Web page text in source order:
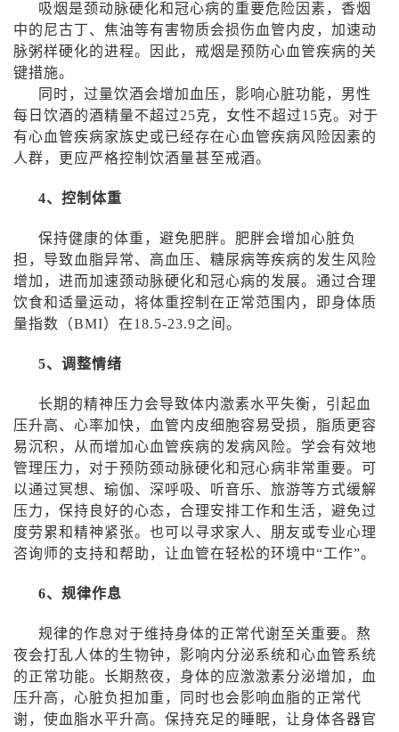
吸烟是颈动脉硬化和冠心病的重要危险因素，香烟
中的尼古丁、焦油等有害物质会损伤血管内皮，加速动
脉粥样硬化的进程。因此，戒烟是预防心血管疾病的关
键措施。
同时，过量饮酒会增加血压，影响心脏功能，男性
每日饮酒的酒精量不超过25克，女性不超过15克。对于
有心血管疾病家族史或已经存在心血管疾病风险因素的
人群，更应严格控制饮酒量甚至戒酒。
4、控制体重
保持健康的体重，避免肥胖。肥胖会增加心脏负
担，导致血脂异常、高血压、糖尿病等疾病的发生风险
增加，进而加速颈动脉硬化和冠心病的发展。通过合理
饮食和适量运动，将体重控制在正常范围内，即身体质
量指数（BMI）在18.5-23.9之间。
5、调整情绪
长期的精神压力会导致体内激素水平失衡，引起血
压升高、心率加快，血管内皮细胞容易受损，脂质更容
易沉积，从而增加心血管疾病的发病风险。学会有效地
管理压力，对于预防颈动脉硬化和冠心病非常重要。可
以通过冥想、瑜伽、深呼吸、听音乐、旅游等方式缓解
压力，保持良好的心态，合理安排工作和生活，避免过
度劳累和精神紧张。也可以寻求家人、朋友或专业心理
咨询师的支持和帮助，让血管在轻松的环境中“工作”。
6、规律作息
规律的作息对于维持身体的正常代谢至关重要。熬
夜会打乱人体的生物钟，影响内分泌系统和心血管系统
的正常功能。长期熬夜，身体的应激激素分泌增加，血
压升高，心脏负担加重，同时也会影响血脂的正常代
谢，使血脂水平升高。保持充足的睡眠，让身体各器官